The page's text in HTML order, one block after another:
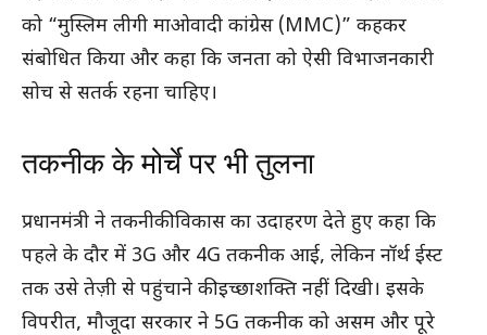
को “मुस्लिम लीगी माओवादी कांग्रेस (MMC)” कहकर
संबोधित किया और कहा कि जनता को ऐसी विभाजनकारी
सोच से सतर्क रहना चाहिए।
तकनीक के मोर्चे पर भी तुलना
प्रधानमंत्री ने तकनीकी विकास का उदाहरण देते हुए कहा कि
पहले के दौर में 3G और 4G तकनीक आई, लेकिन नॉर्थ ईस्ट
तक उसे तेज़ी से पहुंचाने की इच्छाशक्ति नहीं दिखी। इसके
विपरीत, मौजूदा सरकार ने 5G तकनीक को असम और पूरे